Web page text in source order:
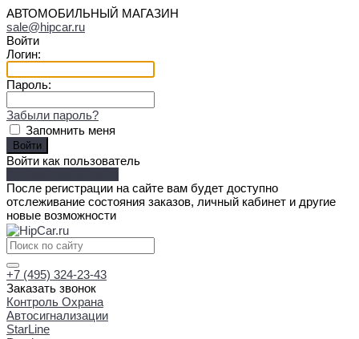
АВТОМОБИЛЬНЫЙ МАГАЗИН
sale@hipcar.ru
Войти
Логин:
Пароль:
Забыли пароль?
Запомнить меня
Войти как пользователь
После регистрации на сайте вам будет доступно
отслеживание состояния заказов, личный кабинет и другие
новые возможности
+7 (495) 324-23-43
Заказать звонок
Контроль Охрана
Автосигнализации
StarLine